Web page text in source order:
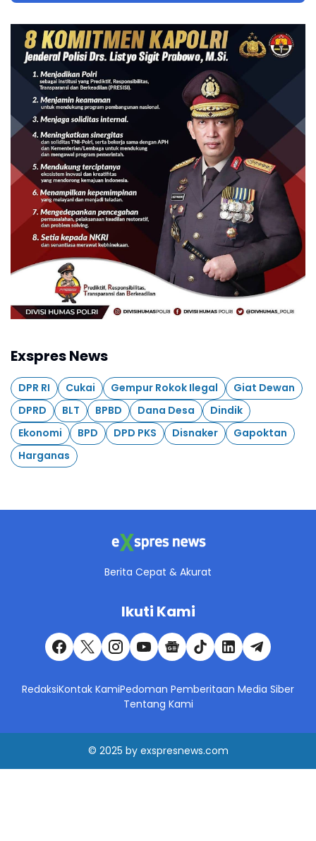
Exspres News
DPR RI Cukai Gempur Rokok Ilegal
Giat Dewan
DPRD
BLT BPBD Dana Desa
Dindik
Ekonomi
BPD DPD PKS Disnaker
Gapoktan
Harganas
Berita Cepat & Akurat
Ikuti Kami
RedaksiKontak KamiPedoman Pemberitaan Media Siber
Tentang Kami
© 2025 by exspresnews.com